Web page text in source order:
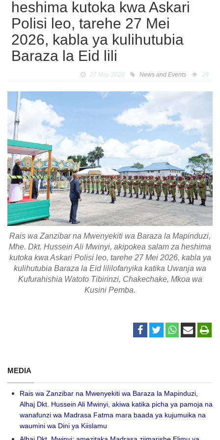
heshima kutoka kwa Askari
Polisi leo, tarehe 27 Mei
2026, kabla ya kulihutubia
Baraza la Eid lili
27 May 2026 News and Events 29
Rais wa Zanzibar na Mwenyekiti wa Baraza la Mapinduzi,
Mhe. Dkt. Hussein Ali Mwinyi, akipokea salam za heshima
kutoka kwa Askari Polisi leo, tarehe 27 Mei 2026, kabla ya
kulihutubia Baraza la Eid lililofanyika katika Uwanja wa
Kufurahishia Watoto Tibirinzi, Chakechake, Mkoa wa
Kusini Pemba.
MEDIA
Rais wa Zanzibar na Mwenyekiti wa Baraza la Mapinduzi,
Alhaj Dkt. Hussein Ali Mwinyi, akiwa katika picha ya pamoja na
wanafunzi wa Madrasa Fatma mara baada ya kujumuika na
waumini wa Dini ya Kiislamu